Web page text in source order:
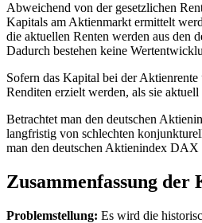
Abweichend von der gesetzlichen
Kapitals am Aktienmarkt ermittelt
die aktuellen Renten werden aus den
Dadurch bestehen keine
Sofern das Kapital bei der
Renditen erzielt werden, als sie
Betrachtet man den deutschen
langfristig von schlechten
man den deutschen Aktienindex DAX
Zusammenfassung der
Problemstellung: Es wird die